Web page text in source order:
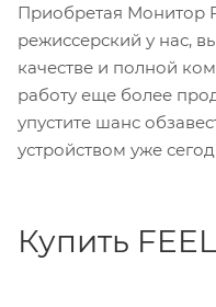
Приобретая Монитор
режиссерский у нас,
качестве и полной
работу еще более
упустите шанс
устройством уже
Купить